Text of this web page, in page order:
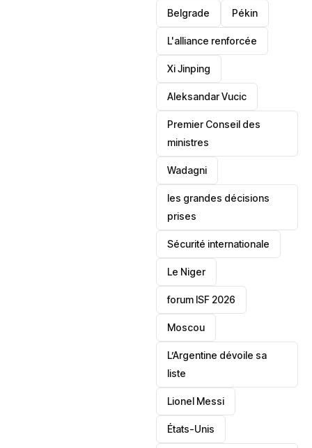
Belgrade Pékin
L'alliance renforcée
Xi Jinping
Aleksandar Vucic
‎Premier Conseil des
ministres
Wadagni
les grandes décisions
prises
‎Sécurité internationale
Le Niger
forum ISF 2026
Moscou
L’Argentine dévoile sa
liste
Lionel Messi
‎États-Unis